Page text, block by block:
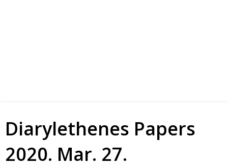
Diarylethenes Papers
2020. Mar. 27.